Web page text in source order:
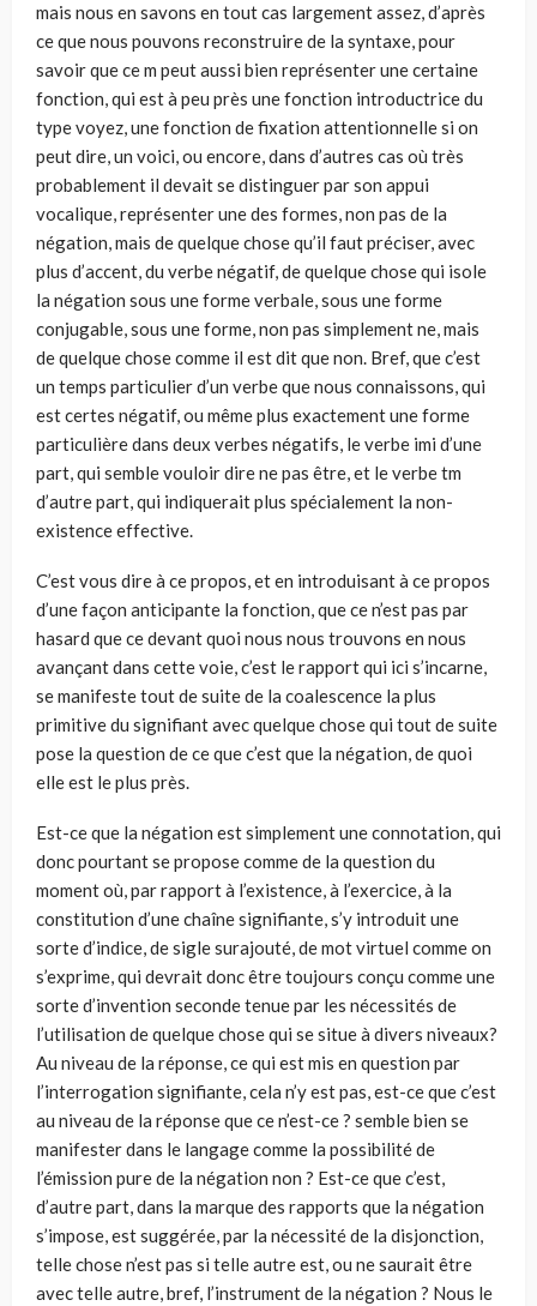
mais nous en savons en tout cas largement assez, d’après
ce que nous pouvons reconstruire de la syntaxe, pour
savoir que ce m peut aussi bien représenter une certaine
fonction, qui est à peu près une fonction introductrice du
type voyez, une fonction de fixation attentionnelle si on
peut dire, un voici, ou encore, dans d’autres cas où très
probablement il devait se distinguer par son appui
vocalique, représenter une des formes, non pas de la
négation, mais de quelque chose qu’il faut préciser, avec
plus d’accent, du verbe négatif, de quelque chose qui isole
la négation sous une forme verbale, sous une forme
conjugable, sous une forme, non pas simplement ne, mais
de quelque chose comme il est dit que non. Bref, que c’est
un temps particulier d’un verbe que nous connaissons, qui
est certes négatif, ou même plus exactement une forme
particulière dans deux verbes négatifs, le verbe imi d’une
part, qui semble vouloir dire ne pas être, et le verbe tm
d’autre part, qui indiquerait plus spécialement la non-
existence effective.
C’est vous dire à ce propos, et en introduisant à ce propos
d’une façon anticipante la fonction, que ce n’est pas par
hasard que ce devant quoi nous nous trouvons en nous
avançant dans cette voie, c’est le rapport qui ici s’incarne,
se manifeste tout de suite de la coalescence la plus
primitive du signifiant avec quelque chose qui tout de suite
pose la question de ce que c’est que la négation, de quoi
elle est le plus près.
Est-ce que la négation est simplement une connotation, qui
donc pourtant se propose comme de la question du
moment où, par rapport à l’existence, à l’exercice, à la
constitution d’une chaîne signifiante, s’y introduit une
sorte d’indice, de sigle surajouté, de mot virtuel comme on
s’exprime, qui devrait donc être toujours conçu comme une
sorte d’invention seconde tenue par les nécessités de
l’utilisation de quelque chose qui se situe à divers niveaux?
Au niveau de la réponse, ce qui est mis en question par
l’interrogation signifiante, cela n’y est pas, est-ce que c’est
au niveau de la réponse que ce n’est-ce ? semble bien se
manifester dans le langage comme la possibilité de
l’émission pure de la négation non ? Est-ce que c’est,
d’autre part, dans la marque des rapports que la négation
s’impose, est suggérée, par la nécessité de la disjonction,
telle chose n’est pas si telle autre est, ou ne saurait être
avec telle autre, bref, l’instrument de la négation ? Nous le